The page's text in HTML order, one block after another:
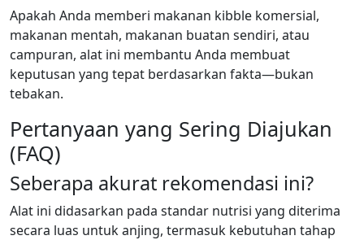
Apakah Anda memberi makanan kibble komersial,
makanan mentah, makanan buatan sendiri, atau
campuran, alat ini membantu Anda membuat
keputusan yang tepat berdasarkan fakta—bukan
tebakan.
Pertanyaan yang Sering Diajukan
(FAQ)
Seberapa akurat rekomendasi ini?
Alat ini didasarkan pada standar nutrisi yang diterima
secara luas untuk anjing, termasuk kebutuhan tahap